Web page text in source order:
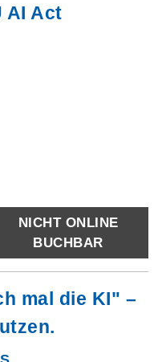
AI Act
NICHT ONLINE
BUCHBAR
mal die KI" –